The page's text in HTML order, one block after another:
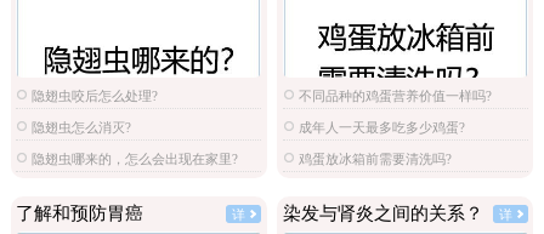
隐翅虫咬后怎么处理?
隐翅虫怎么消灭?
隐翅虫哪来的，怎么会出现在家里?
不同品种的鸡蛋营养价值一样吗?
成年人一天最多吃多少鸡蛋?
鸡蛋放冰箱前需要清洗吗?
了解和预防胃癌 详 染发与肾炎之间的关系？ 详